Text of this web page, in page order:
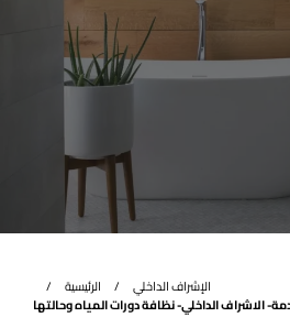
الرئيسية
الإشراف الداخلي
الاشراف الداخلي- نظافة دورات المياه وحالتها